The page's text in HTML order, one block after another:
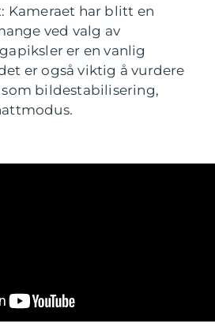
Kameraet har blitt en
ved valg av
er en vanlig
er også viktig å vurdere
bildestabilisering,